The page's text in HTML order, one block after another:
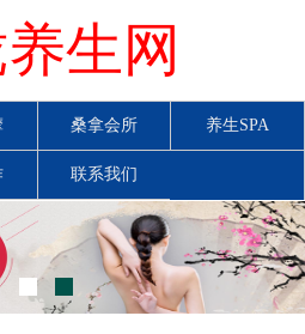
生网
桑拿会所 养生SPA
联系我们